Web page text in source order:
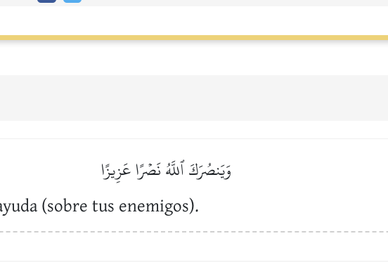
وَيَنصُرَكَ ٱللَّهُ نَصۡرًا عَزِيزًا
(sobre tus enemigos).